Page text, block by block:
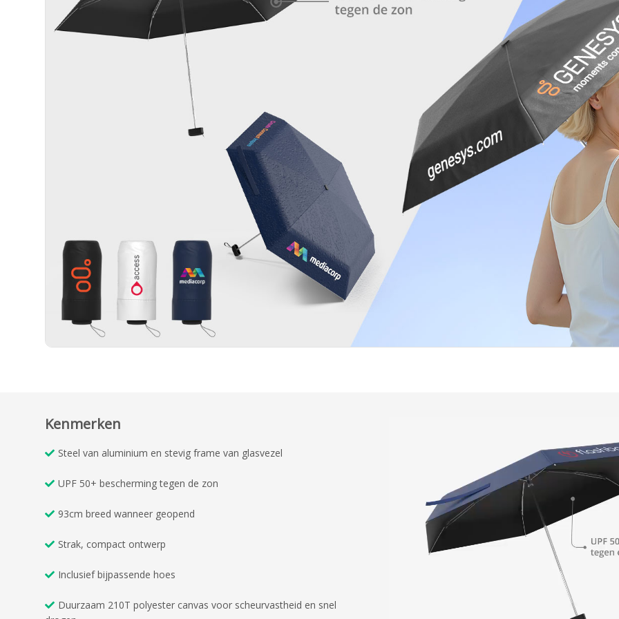
Kenmerken
Steel van aluminium en stevig frame van glasvezel
UPF 50+ bescherming tegen de zon
93cm breed wanneer geopend
Strak, compact ontwerp
Inclusief bijpassende hoes
Duurzaam 210T polyester canvas voor scheurvastheid en snel